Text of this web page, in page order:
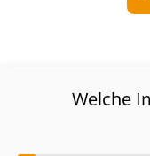
Welche